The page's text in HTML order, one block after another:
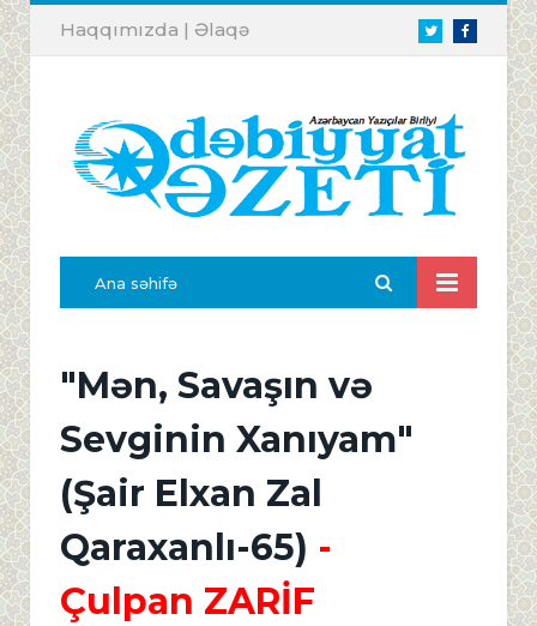
TwitterFacebook
Haqqımızda | Əlaqə
Ana səhifə
"Mən, Savaşın və
Sevginin Xanıyam"
(Şair Elxan Zal
Qaraxanlı-65) -
Çulpan ZARİF